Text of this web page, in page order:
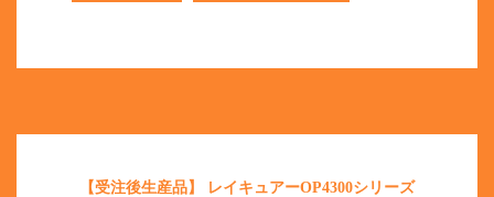
【受注後生産品】 レイキュアーOP4300シリーズ